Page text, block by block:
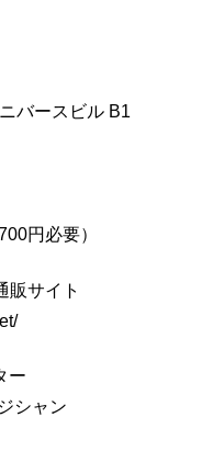
バースビル B1
円必要）
販サイト
ー
シャン